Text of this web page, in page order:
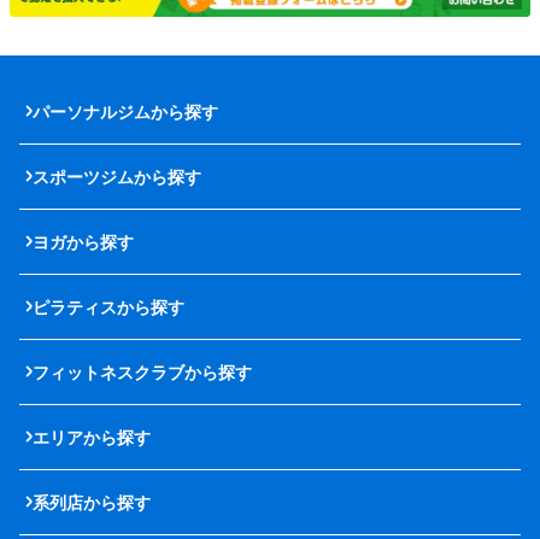
パーソナルジムから探す
スポーツジムから探す
ヨガから探す
ピラティスから探す
フィットネスクラブから探す
エリアから探す
系列店から探す